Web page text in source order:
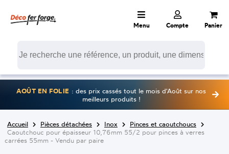
Menu Compte Panier
AOÛT EN FOLIE : des prix cassés tout le mois d'Août sur nos
meilleurs produits !
Accueil Pièces détachées Inox
Pinces et caoutchoucs
Caoutchouc pour épaisseur 10,76mm 55/2 pour pinces à verres
carrées 55mm - Vendu par paire